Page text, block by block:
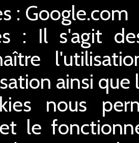
: Google.com
: Il s'agit
ainsi
nous
et le